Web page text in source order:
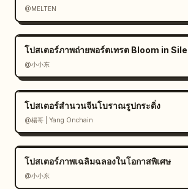
@MELTEN
โปสเตอร์ภาพถ่ายพอร์ตเทรต Bloom in
@小小东
โปสเตอร์สำนวนจีนโบราณรูปกระดิ่ง
@楊哥 | Yang Onchain
โปสเตอร์ภาพเฉลิมฉลองในโอกาสพิเศษ
@小小东